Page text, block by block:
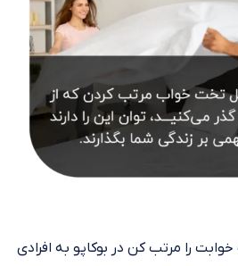
را مرتب کن در بوکاپو به افرادی